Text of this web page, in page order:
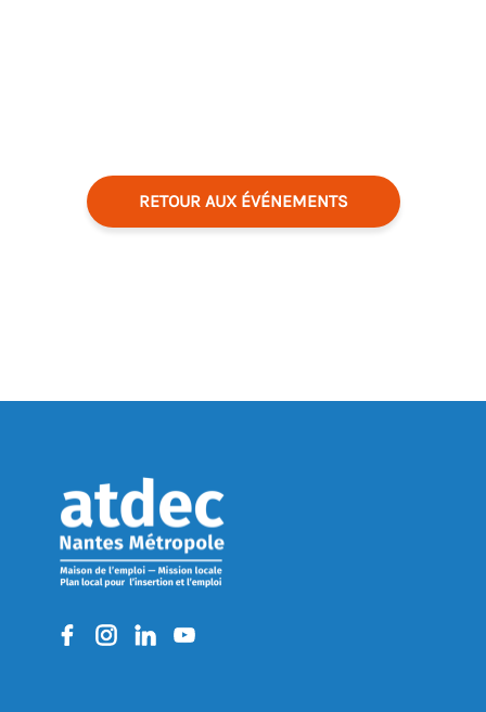
RETOUR AUX ÉVÉNEMENTS